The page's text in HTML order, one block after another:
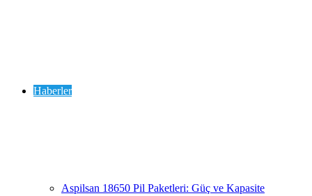
Haberler
Aspilsan 18650 Pil Paketleri: Güç ve Kapasite